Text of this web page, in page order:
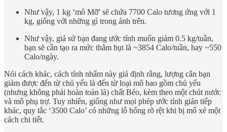
Như vậy, 1 kg ‘mô Mỡ’ sẽ chứa 7700 Calo tương ứng với 1
kg, giống với những gì trong ảnh trên.
Như vậy, giả sử bạn đang ước tính muốn giảm 0.5 kg/tuần,
bạn sẽ cần tạo ra mức thâm hụt là ~3854 Calo/tuần, hay ~550
Calo/ngày.
Nói cách khác, cách tính nhẩm này giả định rằng, lượng cân bạn
giảm được đến từ chủ yếu là đến từ loại mô bao gồm chủ yếu
(nhưng không phải hoàn toàn là) chất Béo, kèm theo một chút nước
và mô phụ trợ. Tuy nhiên, giống như mọi phép ước tính gián tiếp
khác, quy tắc ‘3500 Calo’ có những lỗ hổng rõ rệt khi bị mổ xẻ một
cách chi tiết.